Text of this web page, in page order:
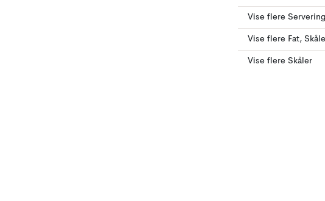
Vise flere
Vise flere Fat,
Vise flere Skåler